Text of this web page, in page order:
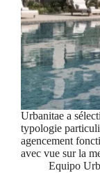
Urbanitae a
typologie
agencement
avec vue sur la
Equipo